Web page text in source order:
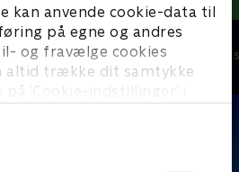
kan anvende cookie-data til
på egne og andres
og fravælge cookies
altid trække dit samtykke
’Cookie-indstillinger’ i
Gurli Gris
Børneserier • 4